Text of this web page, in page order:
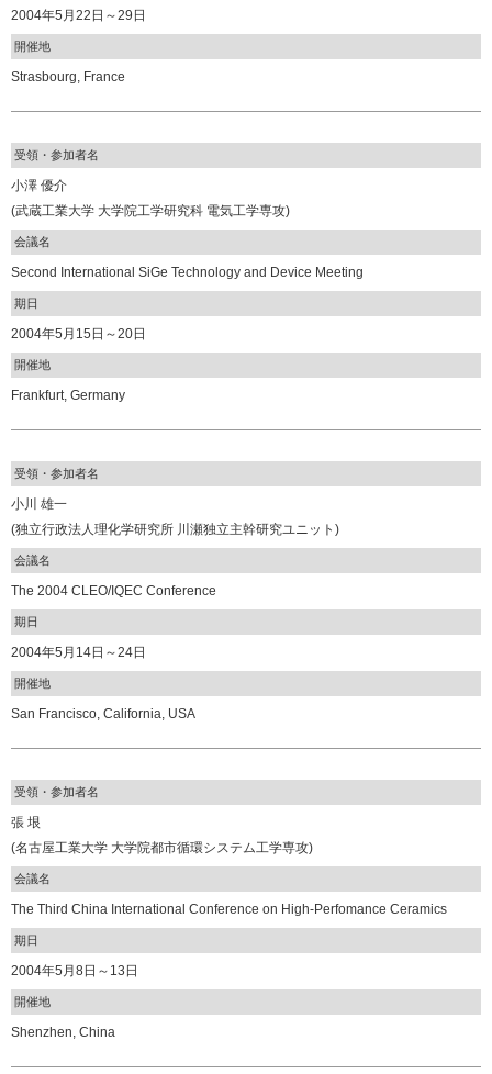
2004年5月22日～29日
開催地
Strasbourg, France
受領・参加者名
小澤 優介
(武蔵工業大学 大学院工学研究科 電気工学専攻)
会議名
Second International SiGe Technology and Device Meeting
期日
2004年5月15日～20日
開催地
Frankfurt, Germany
受領・参加者名
小川 雄一
(独立行政法人理化学研究所 川瀬独立主幹研究ユニット)
会議名
The 2004 CLEO/IQEC Conference
期日
2004年5月14日～24日
開催地
San Francisco, California, USA
受領・参加者名
張 垠
(名古屋工業大学 大学院都市循環システム工学専攻)
会議名
The Third China International Conference on High-Perfomance Ceramics
期日
2004年5月8日～13日
開催地
Shenzhen, China